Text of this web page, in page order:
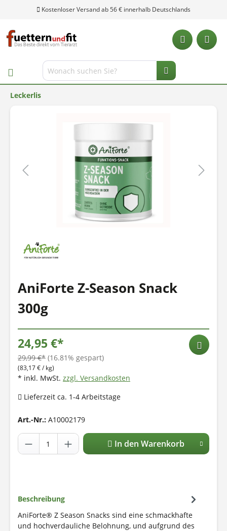
Kostenloser Versand ab 56 € innerhalb Deutschlands
Leckerlis
AniForte Z-Season Snack
300g
24,95 €*
29,99 €* (16.81% gespart)
(83,17 € / kg)
* inkl. MwSt. zzgl. Versandkosten
Lieferzeit ca. 1-4 Arbeitstage
Art.-Nr.: A10002179
In den Warenkorb
Beschreibung
AniForte® Z Season Snacks sind eine schmackhafte
und hochverdauliche Belohnung, und aufgrund des